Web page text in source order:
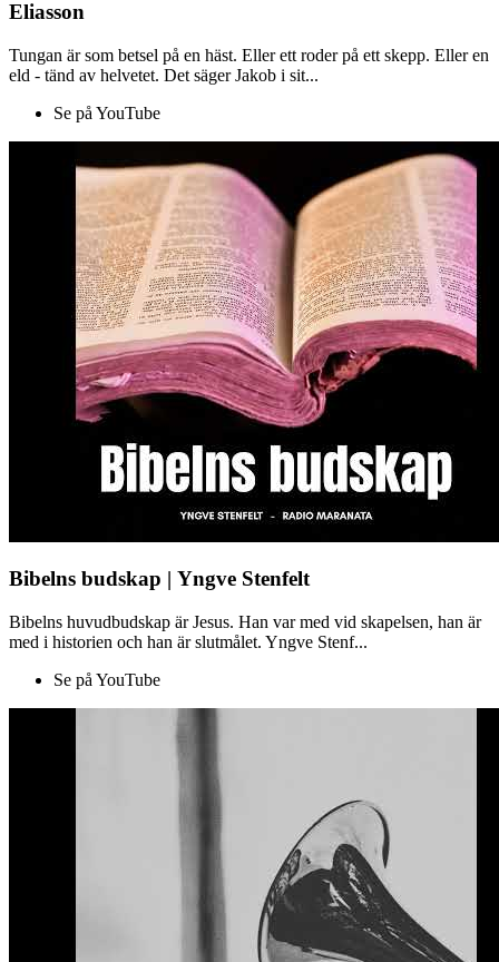
Eliasson
Tungan är som betsel på en häst. Eller ett roder på ett skepp. Eller en
eld - tänd av helvetet. Det säger Jakob i sit...
Se på YouTube
Bibelns budskap | Yngve Stenfelt
Bibelns huvudbudskap är Jesus. Han var med vid skapelsen, han är
med i historien och han är slutmålet. Yngve Stenf...
Se på YouTube